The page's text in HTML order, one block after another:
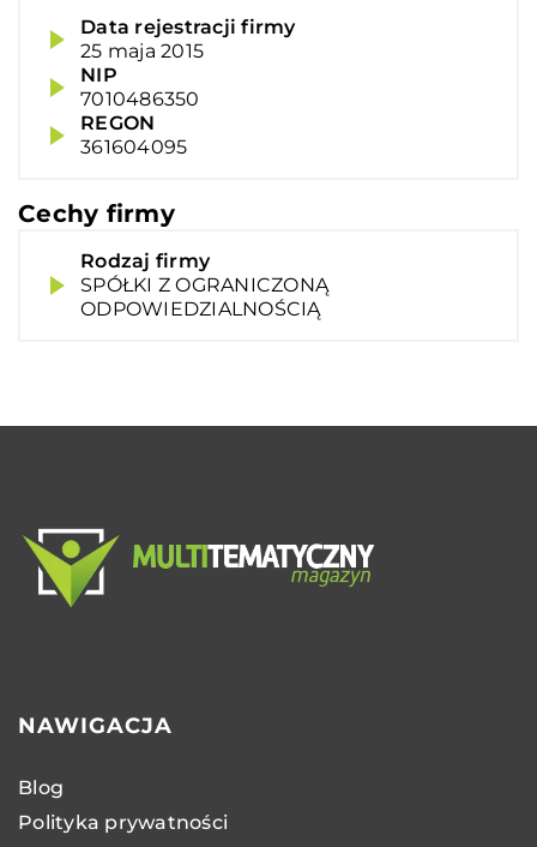
Data rejestracji firmy
25 maja 2015
NIP
7010486350
REGON
361604095
Cechy firmy
Rodzaj firmy
SPÓŁKI Z OGRANICZONĄ
ODPOWIEDZIALNOŚCIĄ
NAWIGACJA
Blog
Polityka prywatności